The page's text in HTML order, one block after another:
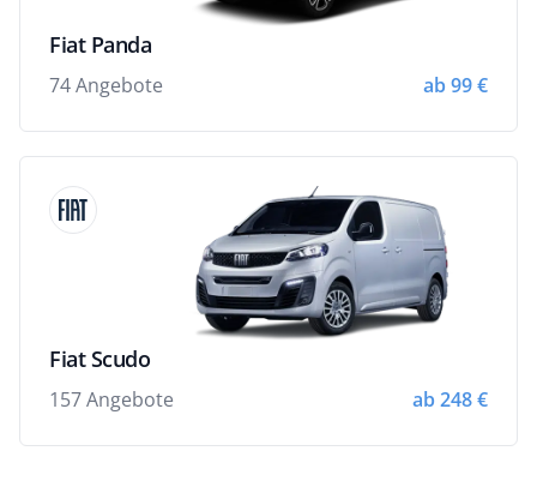
Fiat Panda
74 Angebote ab 99 €
Fiat Scudo
157 Angebote ab 248 €